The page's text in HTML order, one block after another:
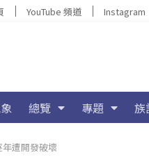
YouTube 頻道 Instagram
總覽 專題 族
遭開發破壞